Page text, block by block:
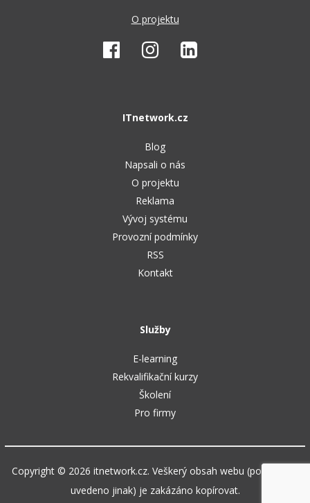
O projektu
ITnetwork.cz
Blog
Napsali o nás
O projektu
Reklama
Vývoj systému
Provozní podmínky
RSS
Kontakt
Služby
E-learning
Rekvalifikační kurzy
Školení
Pro firmy
Copyright © 2026 itnetwork.cz. Veškerý obsah webu (pokud není
uvedeno jinak) je zakázáno kopírovat.